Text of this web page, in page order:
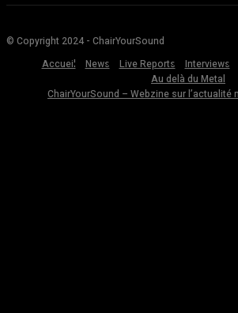
© Copyright 2024 - ChairYourSound
Accueil
News Live Reports Interviews
Au delà du Metal
ChairYourSound – Webzine sur l’actualité